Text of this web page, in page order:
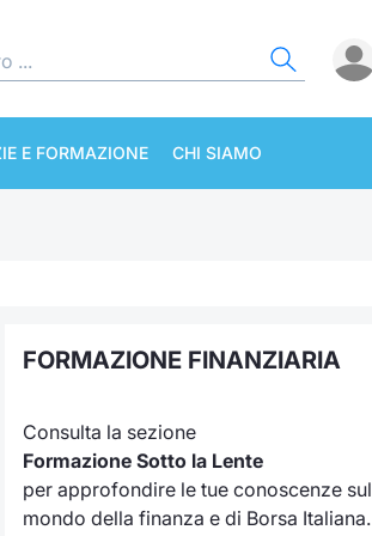
E FORMAZIONE CHI SIAMO
FORMAZIONE FINANZIARIA
Consulta la sezione
Formazione Sotto la Lente
per approfondire le tue conoscenze sul
mondo della finanza e di Borsa Italiana.